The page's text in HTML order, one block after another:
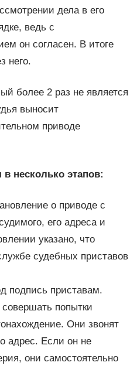
дела в его
ведь с
он согласен. В итоге
него.
более 2 раз не является
выносит
приводе
несколько этапов:
о приводе с
его адреса и
указано, что
судебных приставов
подпись приставам.
попытки
Они звонят
адрес. Если он не
они самостоятельно